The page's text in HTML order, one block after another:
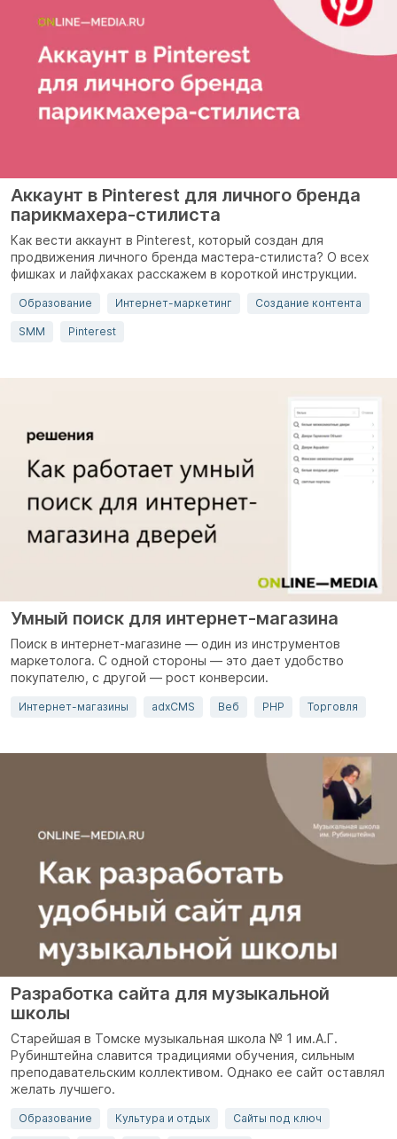
Аккаунт в Pinterest для личного бренда
парикмахера-стилиста
Как вести аккаунт в Pinterest, который создан для
продвижения личного бренда мастера-стилиста? О всех
фишках и лайфхаках расскажем в короткой инструкции.
Образование Интернет-маркетинг Создание контента
SMM Pinterest
Умный поиск для интернет-магазина
Поиск в интернет-магазине — один из инструментов
маркетолога. С одной стороны — это дает удобство
покупателю, с другой — рост конверсии.
Интернет-магазины adxCMS Веб PHP Торговля
Разработка сайта для музыкальной
школы
Старейшая в Томске музыкальная школа № 1 им.А.Г.
Рубинштейна славится традициями обучения, сильным
преподавательским коллективом. Однако ее сайт оставлял
желать лучшего.
Образование Культура и отдых Сайты под ключ